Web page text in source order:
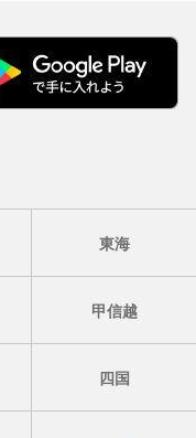
東海
甲信越
四国